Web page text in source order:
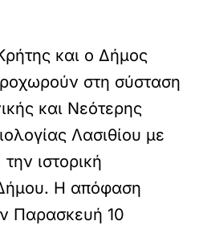
και ο Δήμος
στη σύσταση
και Νεότερης
Λασιθίου με
ιστορική
Η απόφαση
Παρασκευή 10